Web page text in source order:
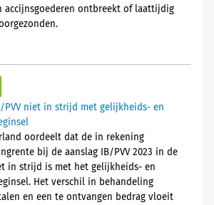
accijnsgoederen ontbreekt of laattijdig
PVV niet in strijd met gelijkheids- en
oordeelt dat de in rekening
bij de aanslag IB/PVV 2023 in de
in strijd is met het gelijkheids- en
Het verschil in behandeling
en een te ontvangen bedrag vloeit